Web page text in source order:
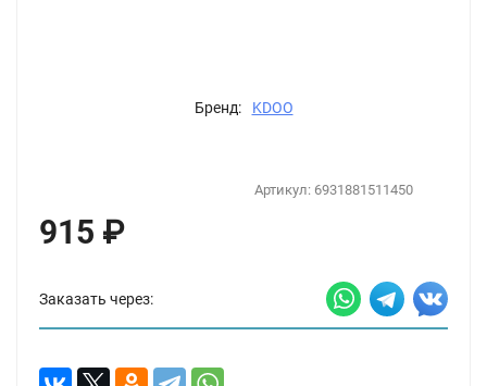
Бренд: KDOO
Артикул: 6931881511450
915 ₽
Заказать через: